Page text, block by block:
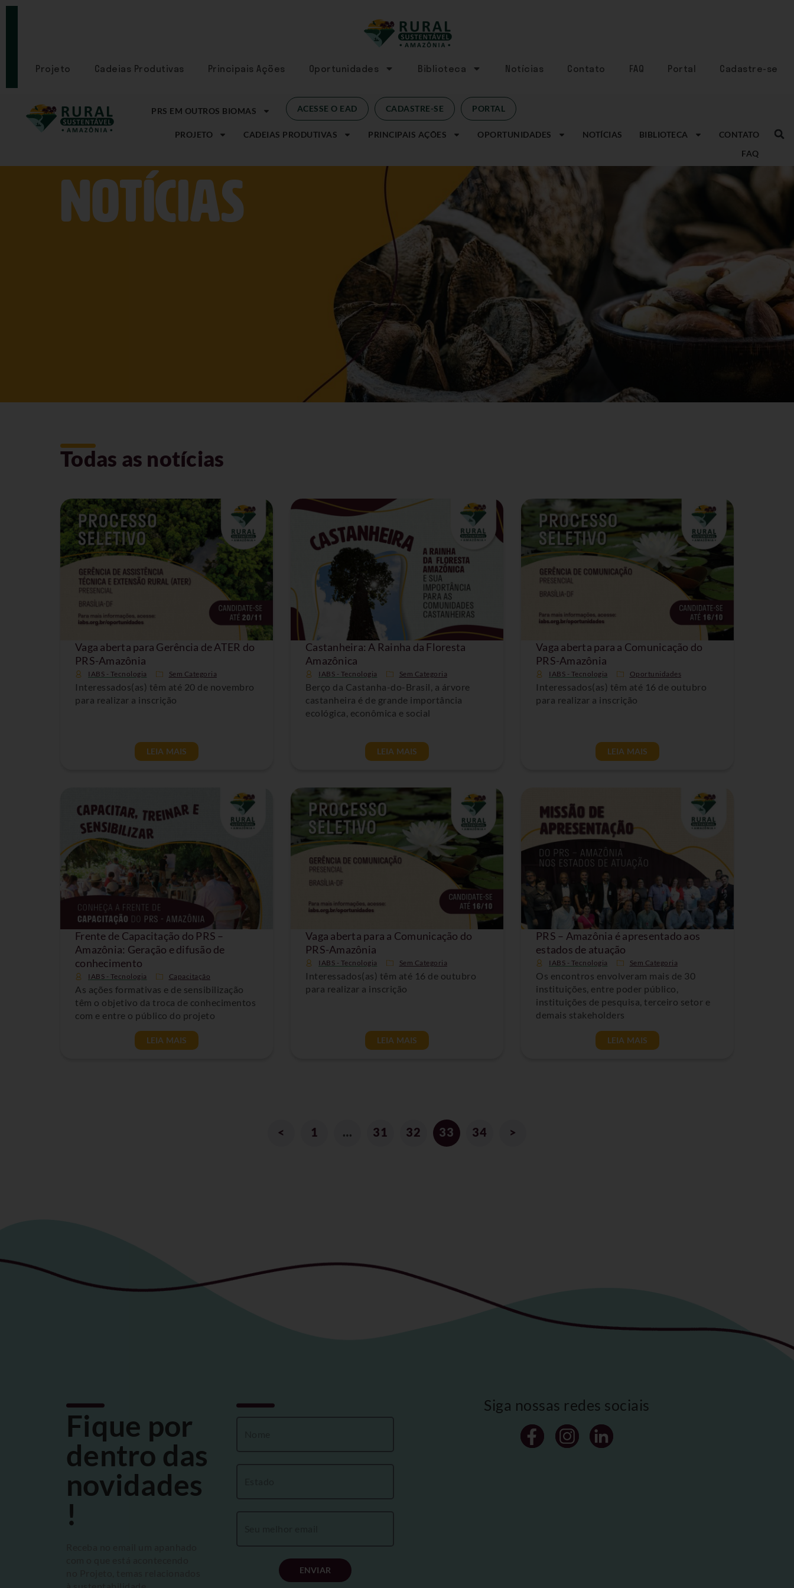
SE
Projeto Cadeias Produtivas Principais Ações Oportunidades Biblioteca Notícias Contato FAQ Portal Cadastre-se
PRS EM OUTROS BIOMAS ACESSE O EAD CADASTRE-SE PORTAL
PROJETO CADEIAS PRODUTIVAS PRINCIPAIS AÇÕES OPORTUNIDADES NOTÍCIAS BIBLIOTECA
CONTATO
FAQ
NOtícias
Todas as notícias
Vaga aberta para Gerência de ATER do
PRS-Amazônia
IABS - Tecnologia Sem Categoria
Interessados(as) têm até 20 de novembro
para realizar a inscrição
LEIA MAIS
Castanheira: A Rainha da Floresta
Amazônica
IABS - Tecnologia Sem Categoria
Berço da Castanha-do-Brasil, a árvore
castanheira é de grande importância
ecológica, econômica e social
LEIA MAIS
Vaga aberta para a Comunicação do
PRS-Amazônia
IABS - Tecnologia Oportunidades
Interessados(as) têm até 16 de outubro
para realizar a inscrição
LEIA MAIS
Frente de Capacitação do PRS –
Amazônia: Geração e difusão de
conhecimento
IABS - Tecnologia Capacitação
As ações formativas e de sensibilização
têm o objetivo da troca de conhecimentos
com e entre o público do projeto
LEIA MAIS
Vaga aberta para a Comunicação do
PRS-Amazônia
IABS - Tecnologia Sem Categoria
Interessados(as) têm até 16 de outubro
para realizar a inscrição
LEIA MAIS
PRS – Amazônia é apresentado aos
estados de atuação
IABS - Tecnologia Sem Categoria
Os encontros envolveram mais de 30
instituições, entre poder público,
instituições de pesquisa, terceiro setor e
demais stakeholders
LEIA MAIS
< 1 … 31 32 33 34 >
Fique por
dentro das
novidades
!
ENVIAR
Siga nossas redes sociais